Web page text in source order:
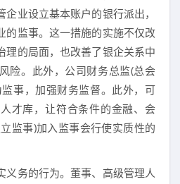
业设立基本账户的银行派出，
的监事。这一措施的实施不仅改
理的局面，也改善了银企关系中
险。此外，公司财务总监(总会
事，加强财务监督。此外，可
才库，让符合条件的金融、会
监事)加入监事会行使实质性的
义务的行为。董事、高级管理人